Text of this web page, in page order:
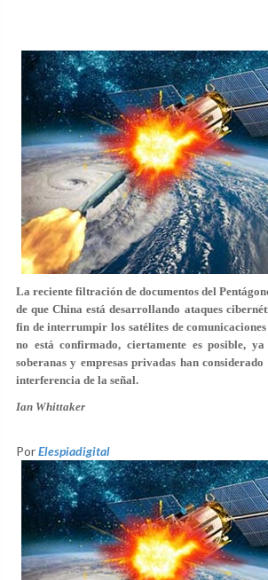
La reciente filtración de documentos del
de que China está desarrollando ataques
fin de interrumpir los satélites de
no está confirmado, ciertamente es posible, ya
soberanas y empresas privadas han
interferencia de la señal.
Ian Whittaker
PorElespiadigital